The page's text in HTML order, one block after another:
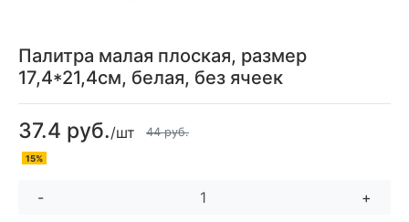
Палитра малая плоская, размер
17,4*21,4см, белая, без ячеек
37.4 руб./шт 44 руб.
15%
- +